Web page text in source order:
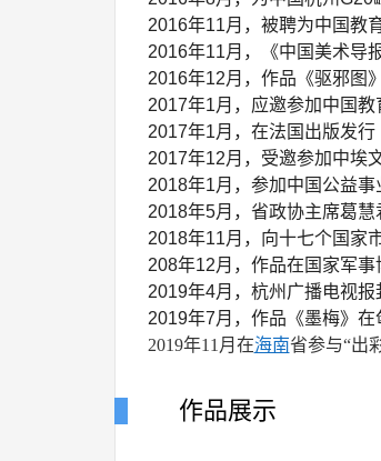
2016年11月，被聘为中国教
2016年11月，《中国美术导
2016年12月，作品《驱邪图
2017年1月，应邀参加中国教
2017年1月，在法国出版发行
2017年12月，受邀参加中埃
2018年1月，参加中国公益事
2018年5月，省政协主席葛慧
2018年11月，向十七个国家
208年12月，作品在国家军事
2019年4月，杭州广播电视报
2019年7月，作品《墨梅》在
2019年11月在海南省参与“出
作品展示